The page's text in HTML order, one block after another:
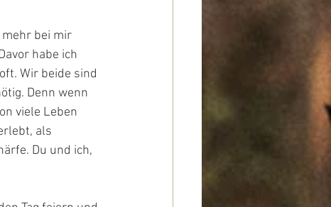
mehr bei mir
habe ich
Wir beide sind
Denn wenn
viele Leben
als
Du und ich,